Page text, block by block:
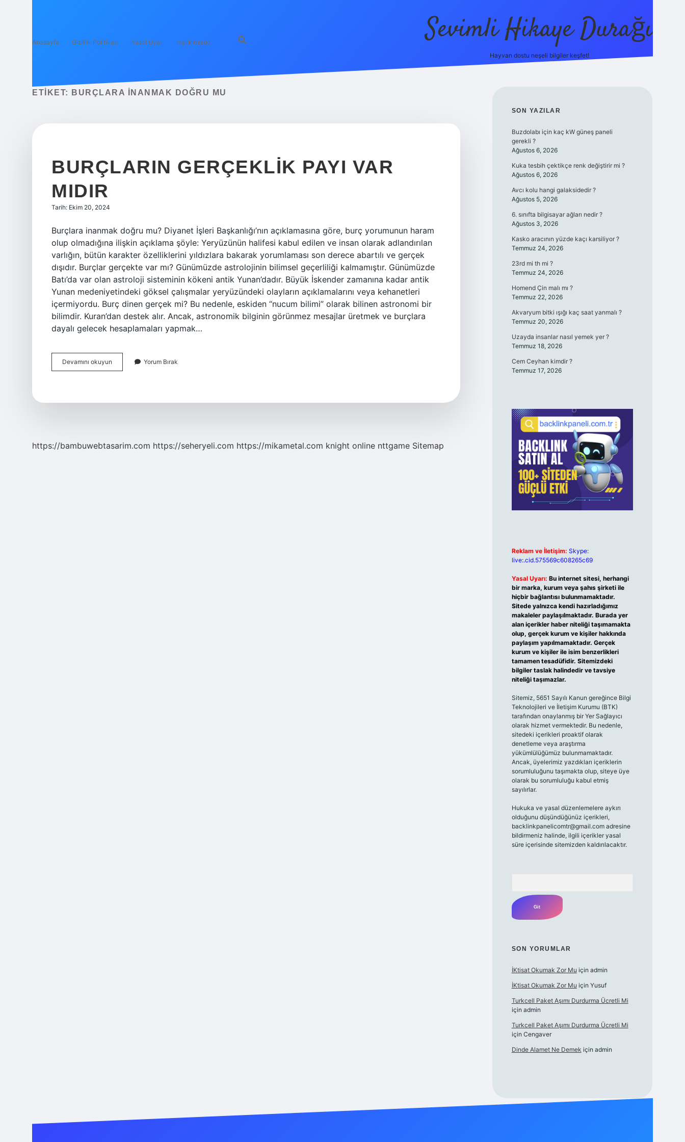
Anasayfa Gizlilik Politikası Yasal Uyarı Hakkımızda Sevimli Hikaye Durağı
Hayvan dostu neşeli bilgiler keşfet!
ETIKET: BURÇLARA INANMAK DOĞRU MU
BURÇLARIN GERÇEKLIK PAYI VAR
MIDIR
Tarih: Ekim 20, 2024
Burçlara inanmak doğru mu? Diyanet İşleri Başkanlığı’nın açıklamasına göre, burç yorumunun haram
olup olmadığına ilişkin açıklama şöyle: Yeryüzünün halifesi kabul edilen ve insan olarak adlandırılan
varlığın, bütün karakter özelliklerini yıldızlara bakarak yorumlaması son derece abartılı ve gerçek
dışıdır. Burçlar gerçekte var mı? Günümüzde astrolojinin bilimsel geçerliliği kalmamıştır. Günümüzde
Batı’da var olan astroloji sisteminin kökeni antik Yunan’dadır. Büyük İskender zamanına kadar antik
Yunan medeniyetindeki göksel çalışmalar yeryüzündeki olayların açıklamalarını veya kehanetleri
içermiyordu. Burç dinen gerçek mi? Bu nedenle, eskiden “nucum bilimi” olarak bilinen astronomi bir
bilimdir. Kuran’dan destek alır. Ancak, astronomik bilginin görünmez mesajlar üretmek ve burçlara
dayalı gelecek hesaplamaları yapmak…
Devamını okuyun Burçların
Gerçeklik
Yorum Bırak
https://bambuwebtasarim.com https://seheryeli.com https://mikametal.com knight online nttgame Sitemap
SIDEBAR
SON YAZILAR
Buzdolabı için kaç kW güneş paneli
gerekli ?
Ağustos 6, 2026
Kuka tesbih çektikçe renk değiştirir mi ?
Ağustos 6, 2026
Avcı kolu hangi galaksidedir ?
Ağustos 5, 2026
6. sınıfta bilgisayar ağları nedir ?
Ağustos 3, 2026
Kasko aracının yüzde kaçı karsiliyor ?
Temmuz 24, 2026
23rd mi th mi ?
Temmuz 24, 2026
Homend Çin malı mı ?
Temmuz 22, 2026
Akvaryum bitki ışığı kaç saat yanmalı ?
Temmuz 20, 2026
Uzayda insanlar nasıl yemek yer ?
Temmuz 18, 2026
Cem Ceyhan kimdir ?
Temmuz 17, 2026
Reklam ve İletişim: Skype:
live:.cid.575569c608265c69
Yasal Uyarı: Bu internet sitesi, herhangi
bir marka, kurum veya şahıs şirketi ile
hiçbir bağlantısı bulunmamaktadır.
Sitede yalnızca kendi hazırladığımız
makaleler paylaşılmaktadır. Burada yer
alan içerikler haber niteliği taşımamakta
olup, gerçek kurum ve kişiler hakkında
paylaşım yapılmamaktadır. Gerçek
kurum ve kişiler ile isim benzerlikleri
tamamen tesadüfidir. Sitemizdeki
bilgiler taslak halindedir ve tavsiye
niteliği taşımazlar.
Sitemiz, 5651 Sayılı Kanun gereğince Bilgi
Teknolojileri ve İletişim Kurumu (BTK)
tarafından onaylanmış bir Yer Sağlayıcı
olarak hizmet vermektedir. Bu nedenle,
sitedeki içerikleri proaktif olarak
denetleme veya araştırma
yükümlülüğümüz bulunmamaktadır.
Ancak, üyelerimiz yazdıkları içeriklerin
sorumluluğunu taşımakta olup, siteye üye
olarak bu sorumluluğu kabul etmiş
sayılırlar.
Hukuka ve yasal düzenlemelere aykırı
olduğunu düşündüğünüz içerikleri,
backlinkpanelicomtr@gmail.comadresine
bildirmeniz halinde, ilgili içerikler yasal
süre içerisinde sitemizden kaldırılacaktır.
SON YORUMLAR
İKtisat Okumak Zor Mu için admin
İKtisat Okumak Zor Mu için Yusuf
Turkcell Paket Aşımı Durdurma Ücretli Mi
için admin
Turkcell Paket Aşımı Durdurma Ücretli Mi
için Cengaver
Dinde Alamet Ne Demek için admin